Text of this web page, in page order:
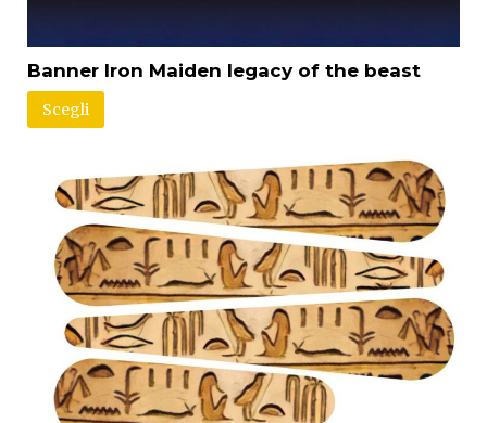
Banner Iron Maiden legacy of the beast
Scegli